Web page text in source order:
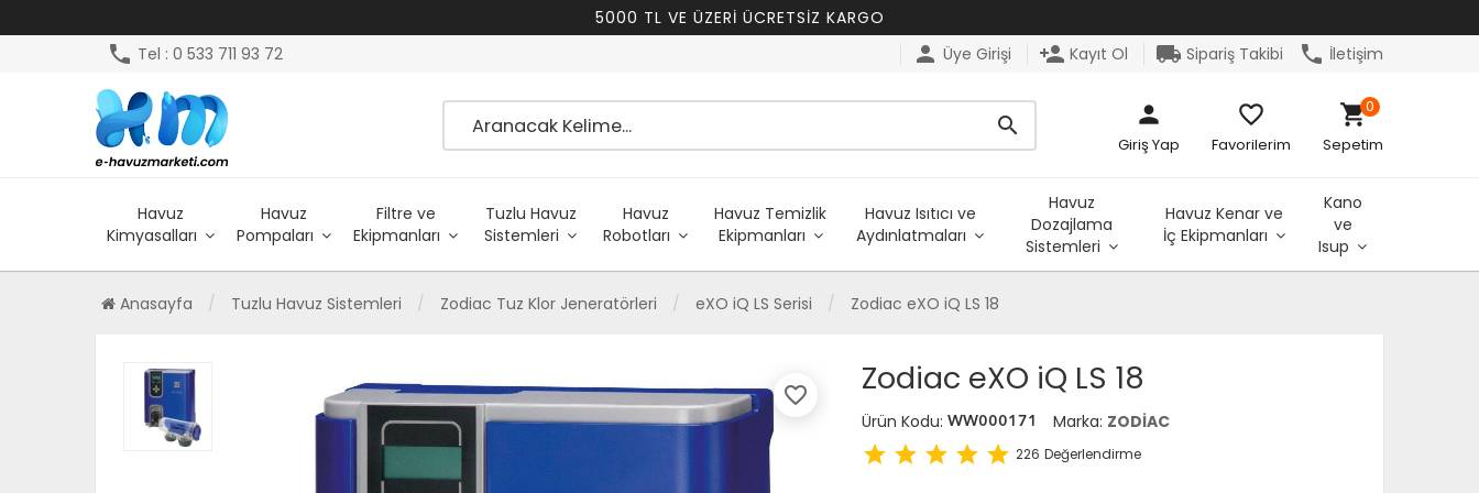
5000 TL VE ÜZERİ ÜCRETSİZ KARGO
phone Tel : 0 533 711 93 72 person Üye Girişi person_add Kayıt Ol local_shipping Sipariş Takibi phone İletişim
search person
Giriş Yap
favorite_border
Favorilerim
shopping_cart
Sepetim
0
Havuz
Kimyasalları
Havuz
Pompaları
Filtre ve
Ekipmanları
Tuzlu Havuz
Sistemleri
Havuz
Robotları
Havuz Temizlik
Ekipmanları
Havuz Isıtıcı ve
Aydınlatmaları
Havuz
Dozajlama
Sistemleri
Havuz Kenar ve
İç Ekipmanları
Kano
ve
Isup
Anasayfa Tuzlu Havuz Sistemleri Zodiac Tuz Klor Jeneratörleri eXO iQ LS Serisi Zodiac eXO iQ LS 18
favorite_border Zodiac eXO iQ LS 18
Ürün Kodu: WW000171 Marka: ZODİAC
star star star star star 226 Değerlendirme